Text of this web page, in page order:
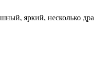
яркий, несколько